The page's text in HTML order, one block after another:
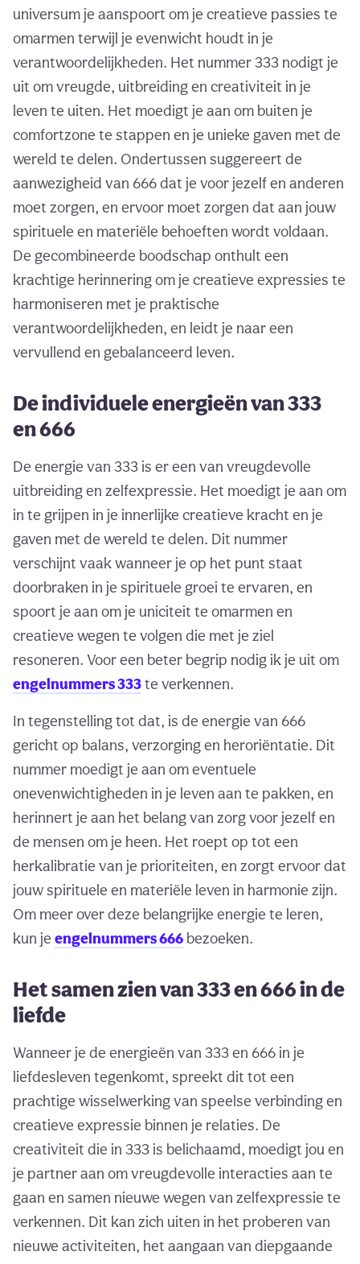
universum je aanspoort om je creatieve passies te
omarmen terwijl je evenwicht houdt in je
verantwoordelijkheden. Het nummer 333 nodigt je
uit om vreugde, uitbreiding en creativiteit in je
leven te uiten. Het moedigt je aan om buiten je
comfortzone te stappen en je unieke gaven met de
wereld te delen. Ondertussen suggereert de
aanwezigheid van 666 dat je voor jezelf en anderen
moet zorgen, en ervoor moet zorgen dat aan jouw
spirituele en materiële behoeften wordt voldaan.
De gecombineerde boodschap onthult een
krachtige herinnering om je creatieve expressies te
harmoniseren met je praktische
verantwoordelijkheden, en leidt je naar een
vervullend en gebalanceerd leven.
De individuele energieën van 333
en 666
De energie van 333 is er een van vreugdevolle
uitbreiding en zelfexpressie. Het moedigt je aan om
in te grijpen in je innerlijke creatieve kracht en je
gaven met de wereld te delen. Dit nummer
verschijnt vaak wanneer je op het punt staat
doorbraken in je spirituele groei te ervaren, en
spoort je aan om je uniciteit te omarmen en
creatieve wegen te volgen die met je ziel
resoneren. Voor een beter begrip nodig ik je uit om
engelnummers 333te verkennen.
In tegenstelling tot dat, is de energie van 666
gericht op balans, verzorging en heroriëntatie. Dit
nummer moedigt je aan om eventuele
onevenwichtigheden in je leven aan te pakken, en
herinnert je aan het belang van zorg voor jezelf en
de mensen om je heen. Het roept op tot een
herkalibratie van je prioriteiten, en zorgt ervoor dat
jouw spirituele en materiële leven in harmonie zijn.
Om meer over deze belangrijke energie te leren,
kun je engelnummers 666 bezoeken.
Het samen zien van 333 en 666 in de
liefde
Wanneer je de energieën van 333 en 666 in je
liefdesleven tegenkomt, spreekt dit tot een
prachtige wisselwerking van speelse verbinding en
creatieve expressie binnen je relaties. De
creativiteit die in 333 is belichaamd, moedigt jou en
je partner aan om vreugdevolle interacties aan te
gaan en samen nieuwe wegen van zelfexpressie te
verkennen. Dit kan zich uiten in het proberen van
nieuwe activiteiten, het aangaan van diepgaande